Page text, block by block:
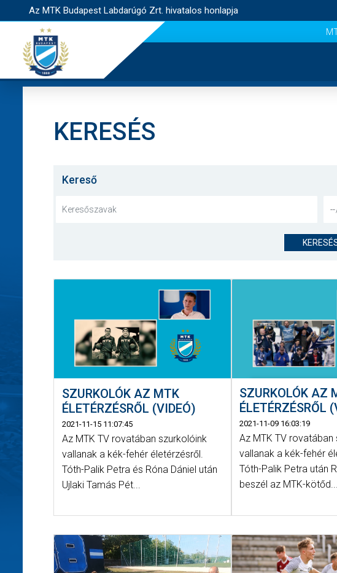
Az MTK Budapest Labdarúgó Zrt. hivatalos honlapja
KERESÉS
Kereső
SZURKOLÓK AZ MTK
ÉLETÉRZÉSRŐL (VIDEÓ)
2021-11-15 11:07:45
Az MTK TV rovatában szurkolóink
vallanak a kék-fehér életérzésről.
Tóth-Palik Petra és Róna Dániel után
Ujlaki Tamás Pét...
SZURKOLÓK AZ
ÉLETÉRZÉSRŐL
2021-11-09 16:03:19
Az MTK TV rovatában
vallanak a kék-fehér
Tóth-Palik Petra után
beszél az MTK-kötőd...